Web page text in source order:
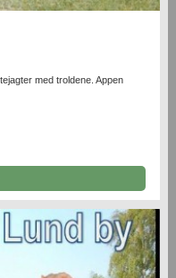
med troldene. Appen